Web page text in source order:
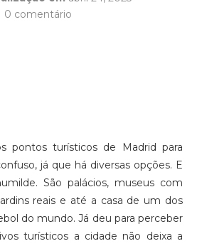
0 comentário
pontos turísticos de Madrid para
já que há diversas opções. E
São palácios, museus com
reais e até a casa de um dos
do mundo. Já deu para perceber
turísticos a cidade não deixa a